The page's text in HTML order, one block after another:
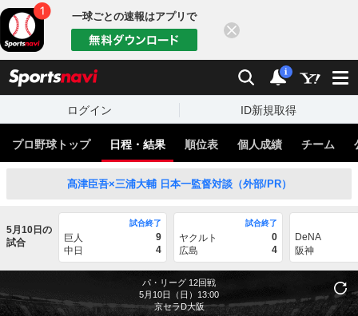
一球ごとの速報はアプリで
検索 通知
i
ログイン ID新規取得
プロ野球トップ 日程・結果 順位表 個人成績 チーム
髙津臣吾×三浦大輔 日本一監督対談（外部/PR）
5月10日の
試合
試合終了
巨人
9
中日
4
試合終了
ヤクルト
0
広島
4
DeNA
阪神
パ・リーグ 12回戦
5月10日（日）13:00
京セラD大阪